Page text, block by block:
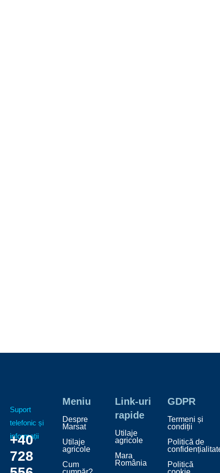
Suport
telefonic și
informații
+40
728
Meniu
Despre
Marsat
Utilaje
agricole
Cum
Link-uri
rapide
Utilaje
agricole
Mara
România
GDPR
Termeni și
condiții
Politică de
Politică